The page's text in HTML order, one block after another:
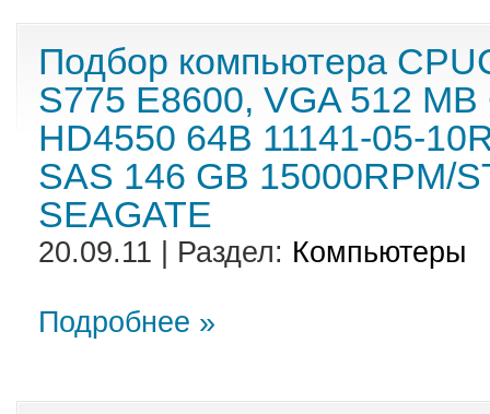
Подбор компьютера
S775 E8600, VGA 512
HD4550 64B 11141-05-
SAS 146 GB 15000RPM/
SEAGATE
20.09.11 | Раздел: Компьютеры
Подробнее »